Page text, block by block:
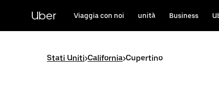
contenuto
principale
Uber Viaggia con noi unità Business
Stati Uniti>California>Cupertino